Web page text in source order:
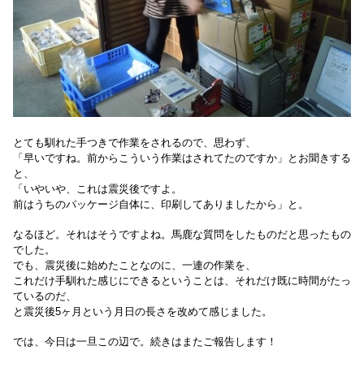
とても馴れた手つきで作業をされるので、思わず、
「早いですね。前からこういう作業はされてたのですか」とお聞きする
と、
「いやいや、これは震災後ですよ。
前はうちのパッケージ自体に、印刷してありましたから」と。
なるほど。それはそうですよね。馬鹿な質問をしたものだと思ったもの
でした。
でも、震災後に始めたことなのに、一連の作業を、
これだけ手馴れた感じにできるということは、それだけ既に時間がたっ
ているのだ、
と震災後5ヶ月という月日の長さを改めて感じました。
では、今日は一旦この辺で。続きはまたご報告します！